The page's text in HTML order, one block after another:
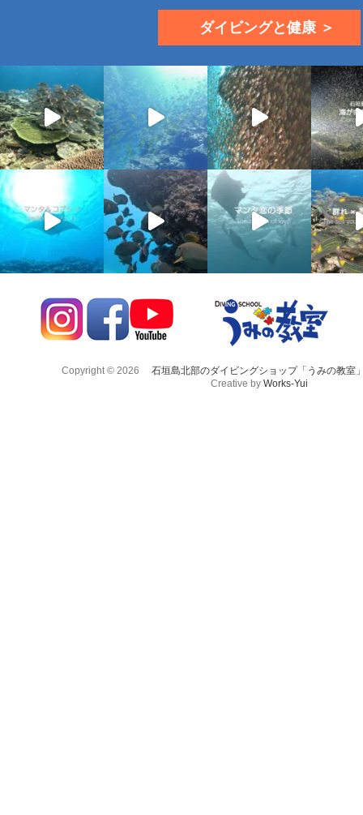
ダイビングと健康 ＞
Copyright © 2026
石垣島北部のダイビングショップ「うみの教室
Creative by Works-Yui